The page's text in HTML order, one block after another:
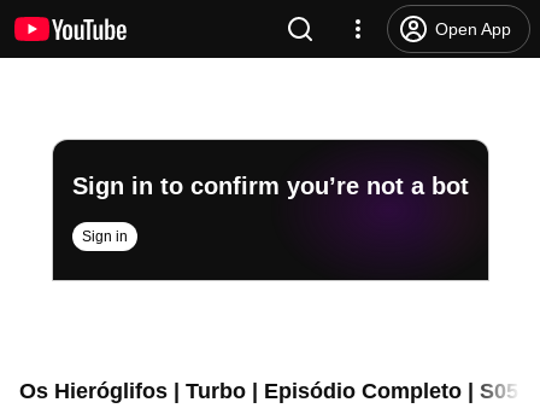
Open App
Sign in to confirm you’re not a bot
Sign in
Os Hieróglifos | Turbo | Episódio Completo | S05 |